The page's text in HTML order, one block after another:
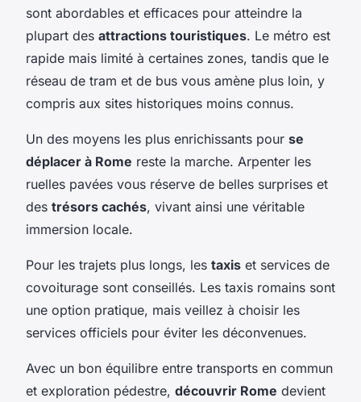
sont abordables et efficaces pour atteindre la
plupart des attractions touristiques. Le métro est
rapide mais limité à certaines zones, tandis que le
réseau de tram et de bus vous amène plus loin, y
compris aux sites historiques moins connus.
Un des moyens les plus enrichissants pour se
déplacer à Rome reste la marche. Arpenter les
ruelles pavées vous réserve de belles surprises et
des trésors cachés, vivant ainsi une véritable
immersion locale.
Pour les trajets plus longs, les taxis et services de
covoiturage sont conseillés. Les taxis romains sont
une option pratique, mais veillez à choisir les
services officiels pour éviter les déconvenues.
Avec un bon équilibre entre transports en commun
et exploration pédestre, découvrir Rome devient